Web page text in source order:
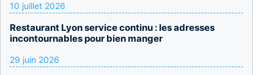
10 juillet 2026
Restaurant Lyon service continu : les adresses
incontournables pour bien manger
29 juin 2026